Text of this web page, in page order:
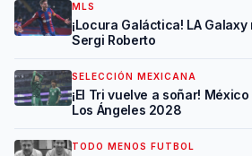
MLS
¡Locura Galáctica! LA
Sergi Roberto
SELECCIÓN MEXICANA
¡El Tri vuelve a soñar!
Los Ángeles 2028
TODO MENOS FUTBOL